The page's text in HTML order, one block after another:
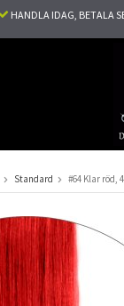
HANDLA IDAG, BETALA
Standard #64 Klar röd,